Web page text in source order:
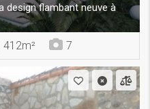
design flambant neuve à
412m² 7